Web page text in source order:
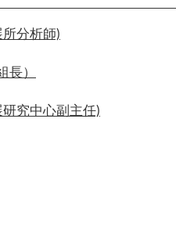
分析師)
長）
究中心副主任)